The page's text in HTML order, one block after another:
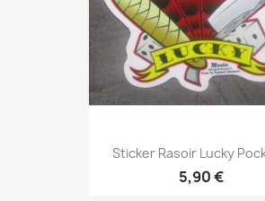
Sticker Rasoir Lucky
5,90 €